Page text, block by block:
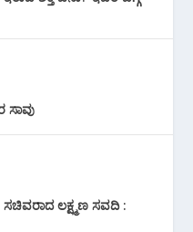
ಸಾವು
ಲಕ್ಷ್ಮಣ ಸವದಿ :